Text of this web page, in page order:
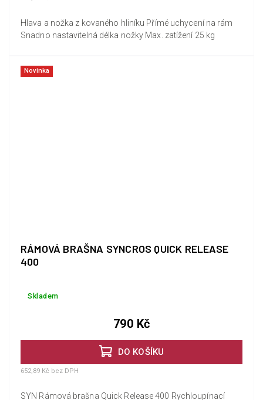
Hlava a nožka z kovaného hliníku Přímé uchycení na rám
Snadno nastavitelná délka nožky Max. zatížení 25 kg
Novinka
RÁMOVÁ BRAŠNA SYNCROS QUICK RELEASE
400
Skladem
DO KOŠÍKU
652,89 Kč bez DPH
790 Kč
SYN Rámová brašna Quick Release 400 Rychloupínací